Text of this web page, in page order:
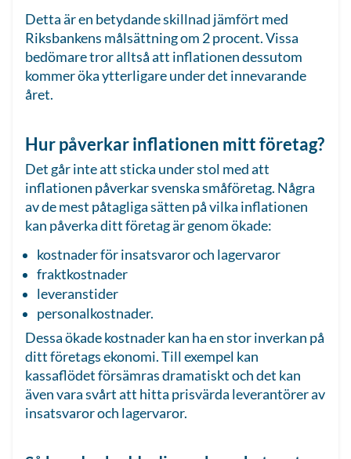
Detta är en betydande skillnad jämfört med
Riksbankens målsättning om 2 procent. Vissa
bedömare tror alltså att inflationen dessutom
kommer öka ytterligare under det innevarande
året.
Hur påverkar inflationen mitt företag?
Det går inte att sticka under stol med att
inflationen påverkar svenska småföretag. Några
av de mest påtagliga sätten på vilka inflationen
kan påverka ditt företag är genom ökade:
kostnader för insatsvaror och lagervaror
fraktkostnader
leveranstider
personalkostnader.
Dessa ökade kostnader kan ha en stor inverkan på
ditt företags ekonomi. Till exempel kan
kassaflödet försämras dramatiskt och det kan
även vara svårt att hitta prisvärda leverantörer av
insatsvaror och lagervaror.